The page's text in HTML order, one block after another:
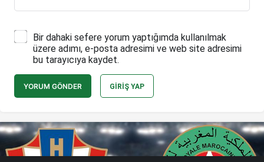
Bir dahaki sefere yorum yaptığımda kullanılmak
üzere adımı, e-posta adresimi ve web site adresimi
bu tarayıcıya kaydet.
YORUM GÖNDER GIRIŞ YAP